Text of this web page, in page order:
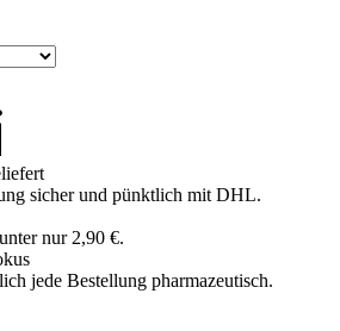
sicher und pünktlich mit DHL.
nur 2,90 €.
jede Bestellung pharmazeutisch.